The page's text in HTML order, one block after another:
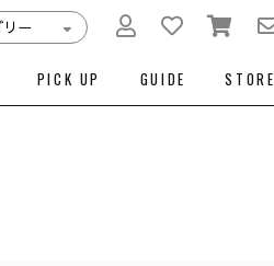
PICK UP GUIDE STORE